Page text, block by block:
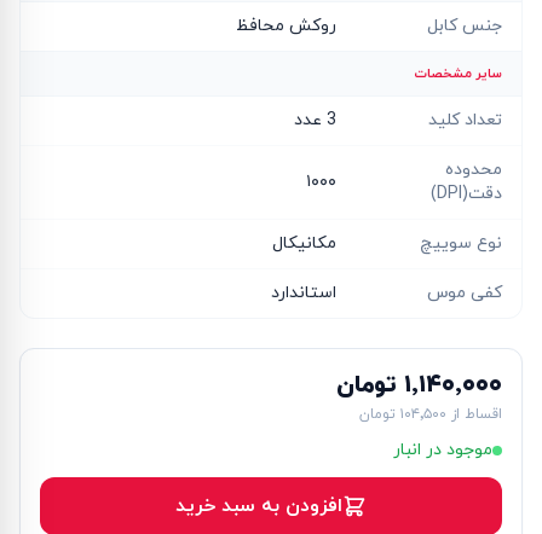
جنس کابل روکش محافظ
سایر مشخصات
تعداد کلید 3 عدد
محدوده
دقت(DPI)
۱۰۰۰
نوع سوییچ مکانیکال
کفی موس استاندارد
۱٬۱۴۰٬۰۰۰ تومان
اقساط از ۱۰۴٬۵۰۰ تومان
موجود در انبار
افزودن به سبد خرید